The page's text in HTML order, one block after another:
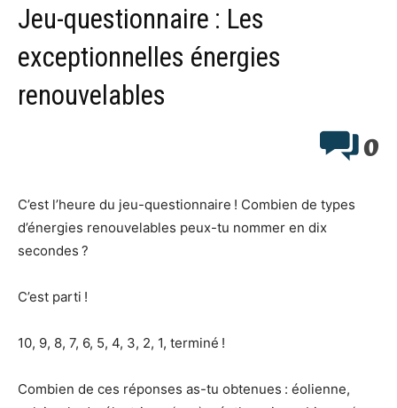
Jeu-questionnaire : Les
exceptionnelles énergies
renouvelables
0
C’est l’heure du jeu-questionnaire ! Combien de types
d’énergies renouvelables peux-tu nommer en dix
secondes ?
C’est parti !
10, 9, 8, 7, 6, 5, 4, 3, 2, 1, terminé !
Combien de ces réponses as-tu obtenues : éolienne,